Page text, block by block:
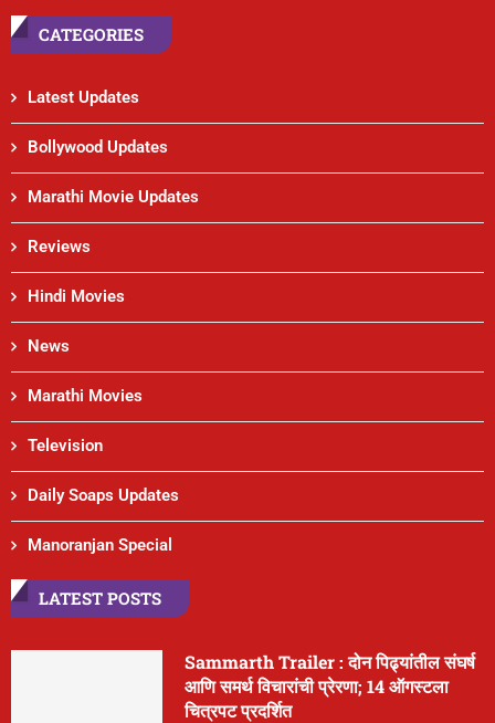
CATEGORIES
Latest Updates
Bollywood Updates
Marathi Movie Updates
Reviews
Hindi Movies
News
Marathi Movies
Television
Daily Soaps Updates
Manoranjan Special
LATEST POSTS
Sammarth Trailer : दोन पिढ्यांतील संघर्ष
आणि समर्थ विचारांची प्रेरणा; 14 ऑगस्टला
चित्रपट प्रदर्शित